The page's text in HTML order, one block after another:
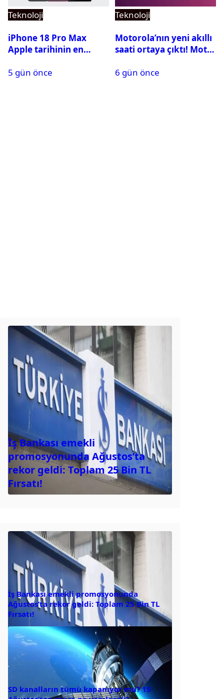
Teknoloji
iPhone 18 Pro Max
Apple tarihinin en
5 gün önce
Teknoloji
Motorola’nın yeni akıllı
saati ortaya çıktı! Moto
görüntülendi
6 gün önce
İş Bankası emekli
promosyonunda Ağustos’ta
rekor geldi: Toplam 25 Bin TL
Fırsatı!
İş Bankası emekli promosyonunda
Ağustos’ta rekor geldi: Toplam 25 Bin TL
Fırsatı!
SD kanalların tümü kapanıyor mu? 15